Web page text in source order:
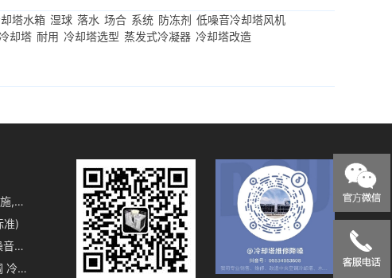
塔水箱 湿球 落水 场合 系统 防冻剂 低噪音冷却塔风机
却塔 耐用 冷却塔选型 蒸发式冷凝器 冷却塔改造
减少玻璃钢冷却塔冷却塔填料堵塞的措施,玻璃钢冷却塔标准
准)
空调降噪及噪声控制方法,空调室外机噪音治理
空调冷却塔噪声原理及噪声源分析,空调 冷却塔